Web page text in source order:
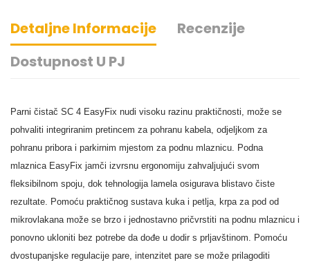
Detaljne Informacije
Recenzije
Dostupnost U PJ
Parni čistač SC 4 EasyFix nudi visoku razinu praktičnosti, može se
pohvaliti integriranim pretincem za pohranu kabela, odjeljkom za
pohranu pribora i parkirnim mjestom za podnu mlaznicu. Podna
mlaznica EasyFix jamči izvrsnu ergonomiju zahvaljujući svom
fleksibilnom spoju, dok tehnologija lamela osigurava blistavo čiste
rezultate. Pomoću praktičnog sustava kuka i petlja, krpa za pod od
mikrovlakana može se brzo i jednostavno pričvrstiti na podnu mlaznicu i
ponovno ukloniti bez potrebe da dođe u dodir s prljavštinom. Pomoću
dvostupanjske regulacije pare, intenzitet pare se može prilagoditi